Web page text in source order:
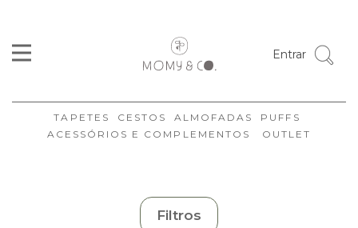
Entrar
TAPETES CESTOS ALMOFADAS
PUFFS
ACESSÓRIOS E COMPLEMENTOS
OUTLET
Cor
Formato
Coleção
Filtros